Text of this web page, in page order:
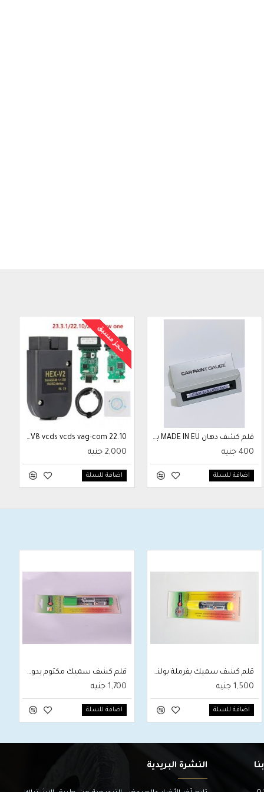
قلم كشف دهان MADE IN EU بعلبة
400 جنيه
اضافة للسلة
حجز مسبق
22.10 VAG COM 23.3 Popular Vcds OBD2 Scanner 2023 Francais Hex V2 For VW AUDI Skoda Seat Vag Diagnostic Tool Atmega162+16V8 vcds vcds vag-com
2,000 جنيه
اضافة للسلة
قلم كشف سميك بفرملة بولندى Paint Thickness
1,500 جنيه
اضافة للسلة
قلم كشف سميك مكتوم بدون فرملة ‫Paint Thickness
1,700 جنيه
اضافة للسلة
النشرة البريدية